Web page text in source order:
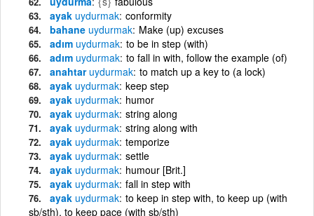
ayak uydurmak conformity
bahane uydurmak Make (up) excuses
adım uydurmak to be in step (with)
adım uydurmak to fall in with, follow the example (of)
anahtar uydurmak to match up a key to (a lock)
ayak uydurmak keep step
ayak uydurmak humor
ayak uydurmak string along
ayak uydurmak string along with
ayak uydurmak temporize
ayak uydurmak settle
ayak uydurmak humour [Brit.]
ayak uydurmak fall in step with
ayak uydurmak to keep in step with, to keep up (with
sb/sth), to keep pace (with sb/sth)